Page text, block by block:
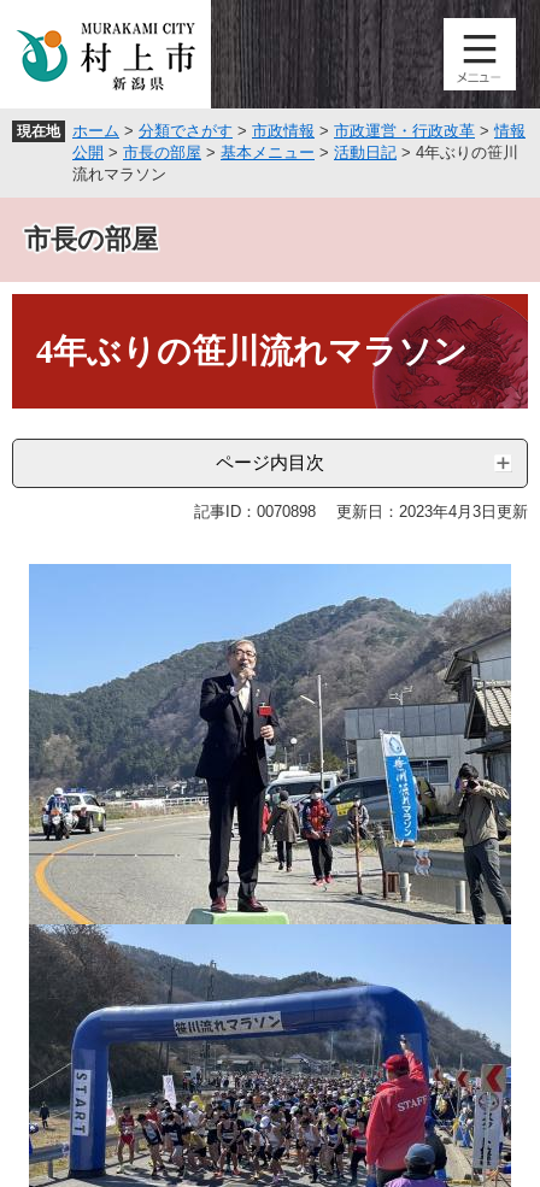
頭
飛
へ
現在地 ホーム > 分類でさがす > 市政情報 > 市政運営・行政改革 >情報
公開 > 市長の部屋 > 基本メニュー > 活動日記 > 4年ぶりの笹川
流れマラソン
市長の部屋
4年ぶりの笹川流れマラソン
ページ内目次
記事ID：0070898 更新日：2023年4月3日更新